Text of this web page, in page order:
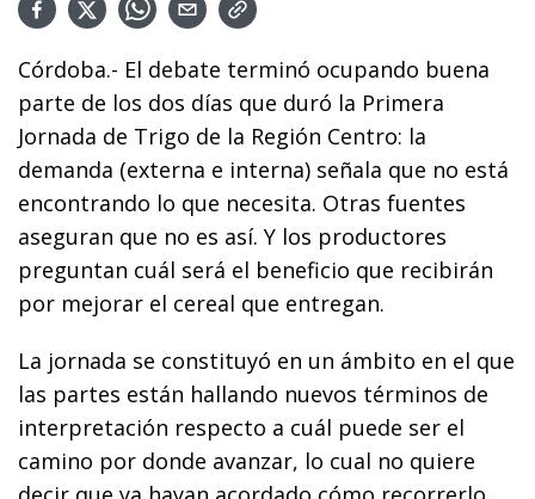
Córdoba.- El debate terminó ocupando buena
parte de los dos días que duró la Primera
Jornada de Trigo de la Región Centro: la
demanda (externa e interna) señala que no está
encontrando lo que necesita. Otras fuentes
aseguran que no es así. Y los productores
preguntan cuál será el beneficio que recibirán
por mejorar el cereal que entregan.
La jornada se constituyó en un ámbito en el que
las partes están hallando nuevos términos de
interpretación respecto a cuál puede ser el
camino por donde avanzar, lo cual no quiere